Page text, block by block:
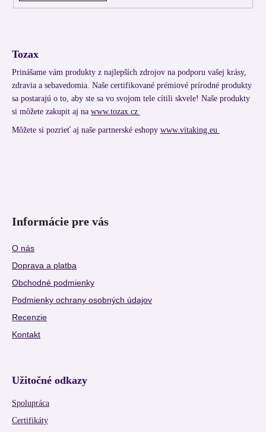
Tozax
Prinášame vám produkty z najlepších zdrojov na podporu vašej krásy,
zdravia a sebavedomia. Naše certifikované prémiové prírodné produkty
sa postarajú o to, aby ste sa vo svojom tele cítili skvele! Naše produkty
si môžete zakupit aj na www.tozax.cz
Môžete si pozrieť aj naše partnerské eshopy www.vitaking.eu
Informácie pre vás
O nás
Doprava a platba
Obchodné podmienky
Podmienky ochrany osobných údajov
Recenzie
Kontakt
Užitočné odkazy
Spolupráca
Certifikáty